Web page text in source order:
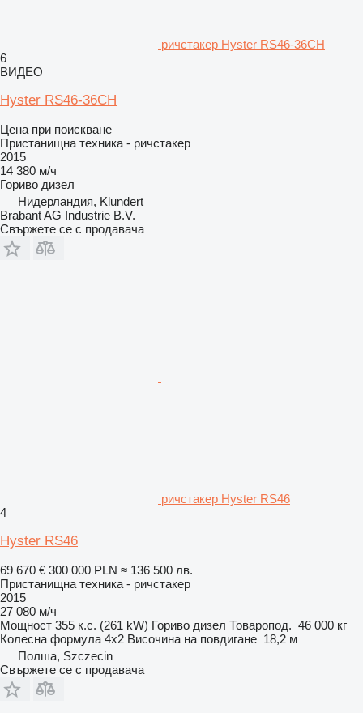
ричстакер Hyster RS46-36CH
6
ВИДЕО
Hyster RS46-36CH
Цена при поискване
Пристанищна техника - ричстакер
2015
14 380 м/ч
Гориво дизел
Нидерландия, Klundert
Brabant AG Industrie B.V.
Свържете се с продавача
ричстакер Hyster RS46
4
Hyster RS46
69 670 € 300 000 PLN ≈ 136 500 лв.
Пристанищна техника - ричстакер
2015
27 080 м/ч
Мощност 355 к.с. (261 kW) Гориво дизел Товаропод. 46 000 кг
Колесна формула 4x2 Височина на повдигане 18,2 м
Полша, Szczecin
Свържете се с продавача